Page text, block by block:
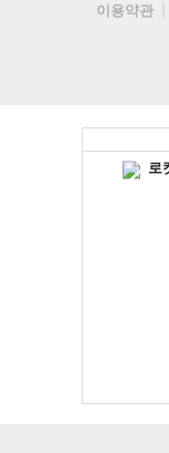
이용약관